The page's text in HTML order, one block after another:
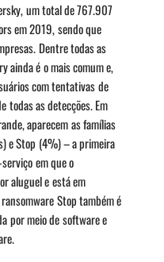
um total de 767.907
em 2019, sendo que
Dentre todas as
ainda é o mais comum e,
com tentativas de
todas as detecções. Em
aparecem as famílias
e Stop (4%) – a primeira
em que o
aluguel e está em
Stop também é
por meio de software e